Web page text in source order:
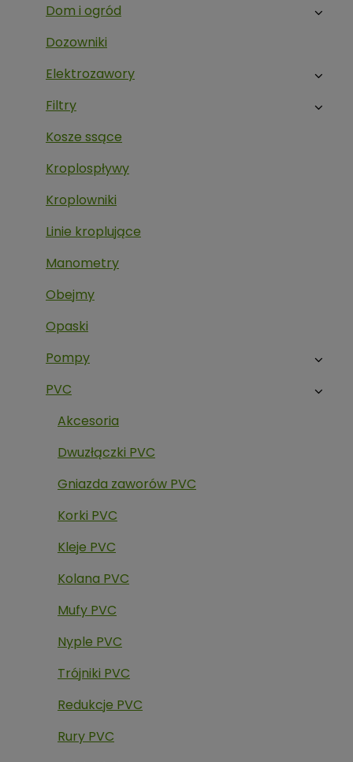
Dom i ogród
Dozowniki
Elektrozawory
Filtry
Kosze ssące
Kroplospływy
Kroplowniki
Linie kroplujące
Manometry
Obejmy
Opaski
Pompy
PVC
Akcesoria
Dwuzłączki PVC
Gniazda zaworów PVC
Korki PVC
Kleje PVC
Kolana PVC
Mufy PVC
Nyple PVC
Trójniki PVC
Redukcje PVC
Rury PVC